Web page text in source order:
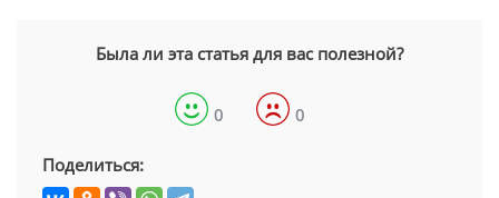
Была ли эта статья для вас полезной?
0 0
Поделиться: